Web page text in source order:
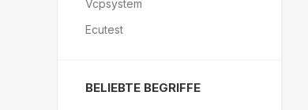
Vcpsystem
Ecutest
BELIEBTE BEGRIFFE